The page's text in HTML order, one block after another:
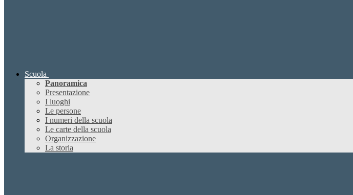
Scuola
Panoramica
Presentazione
I luoghi
Le persone
I numeri della scuola
Le carte della scuola
Organizzazione
La storia